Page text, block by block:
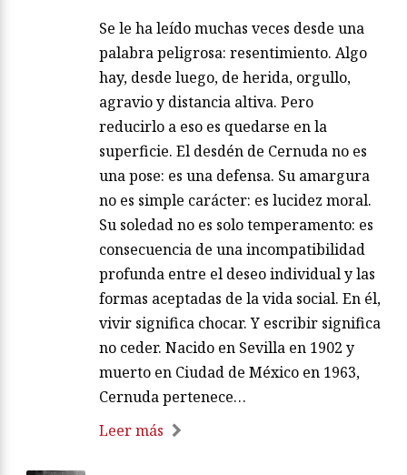
Se le ha leído muchas veces desde una
palabra peligrosa: resentimiento. Algo
hay, desde luego, de herida, orgullo,
agravio y distancia altiva. Pero
reducirlo a eso es quedarse en la
superficie. El desdén de Cernuda no es
una pose: es una defensa. Su amargura
no es simple carácter: es lucidez moral.
Su soledad no es solo temperamento: es
consecuencia de una incompatibilidad
profunda entre el deseo individual y las
formas aceptadas de la vida social. En él,
vivir significa chocar. Y escribir significa
no ceder. Nacido en Sevilla en 1902 y
muerto en Ciudad de México en 1963,
Cernuda pertenece…
Leer más